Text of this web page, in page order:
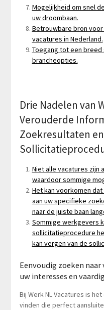
Mogelijkheid om snel
uw droombaan.
Betrouwbare bron
vacatures in Nederland.
Toegang tot een
brancheopties.
Drie Nadelen van
Verouderde
Zoekresultaten
Niet alle vacatures zijn
waardoor sommige
Het kan voorkomen
aan uw specifieke
naar de juiste baan
Sommige werkgevers
sollicitatieprocedure
kan vergen van de
Eenvoudig zoeken
uw interesses en
Bij Werk NL Vacatures is
vinden die perfect